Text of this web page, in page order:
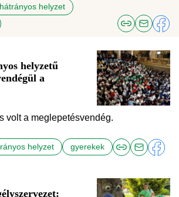
hátrányos helyzet
helyzetű
a
volt a meglepetésvendég.
helyzet gyerekek